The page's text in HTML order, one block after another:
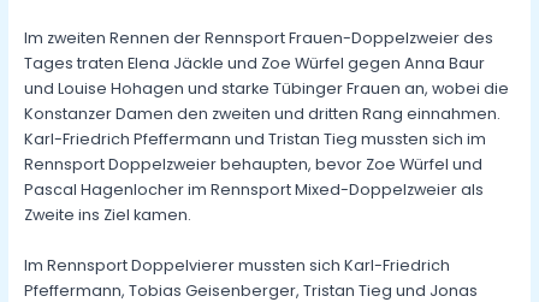
Im zweiten Rennen der Rennsport Frauen-Doppelzweier des
Tages traten Elena Jäckle und Zoe Würfel gegen Anna Baur
und Louise Hohagen und starke Tübinger Frauen an, wobei die
Konstanzer Damen den zweiten und dritten Rang einnahmen.
Karl-Friedrich Pfeffermann und Tristan Tieg mussten sich im
Rennsport Doppelzweier behaupten, bevor Zoe Würfel und
Pascal Hagenlocher im Rennsport Mixed-Doppelzweier als
Zweite ins Ziel kamen.
Im Rennsport Doppelvierer mussten sich Karl-Friedrich
Pfeffermann, Tobias Geisenberger, Tristan Tieg und Jonas